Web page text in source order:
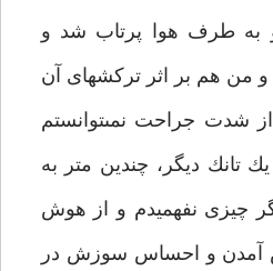
به طرف هوا پرتاب شد و
و من هم بر اثر تركشهاى آن
شدت جراحت نمى‏توانستم
تانك ديگر، چندين متر به
چيزى نفهميدم و از هوش
آمدن و احساس سوزش در